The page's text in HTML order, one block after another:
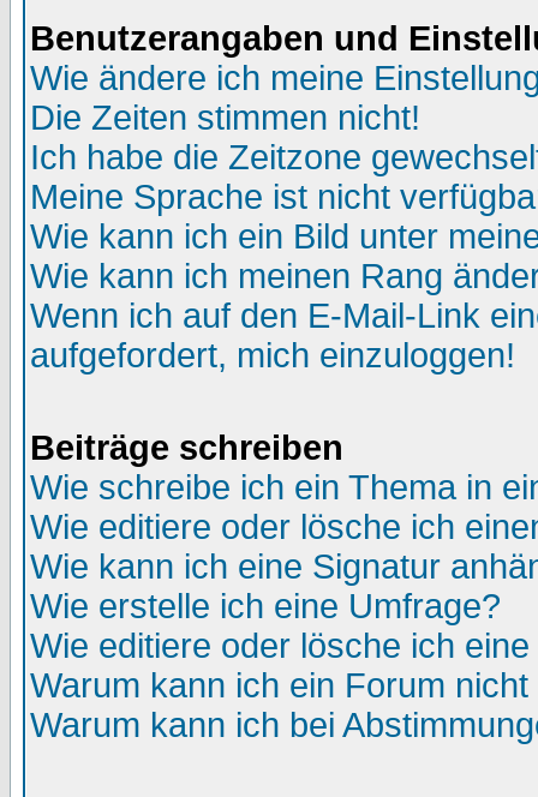
Benutzerangaben und
Wie ändere ich meine
Die Zeiten stimmen nicht!
Ich habe die Zeitzone
Meine Sprache ist nicht
Wie kann ich ein Bild unter
Wie kann ich meinen Rang
Wenn ich auf den E-Mail-Link
aufgefordert, mich einzuloggen!
Beiträge schreiben
Wie schreibe ich ein Thema in
Wie editiere oder lösche ich
Wie kann ich eine Signatur
Wie erstelle ich eine Umfrage?
Wie editiere oder lösche ich
Warum kann ich ein Forum
Warum kann ich bei